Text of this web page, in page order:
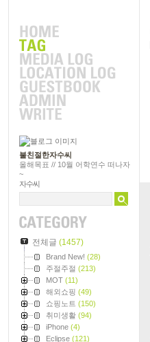
불친절한자수씨
올해목표 // 10월 어학연수 떠나자
~
자수씨
전체글 (1457)
Brand New! (28)
주절주절 (213)
MOT (11)
해외쇼핑 (49)
쇼핑노트 (150)
취미생활 (94)
iPhone (4)
Eclipse (121)